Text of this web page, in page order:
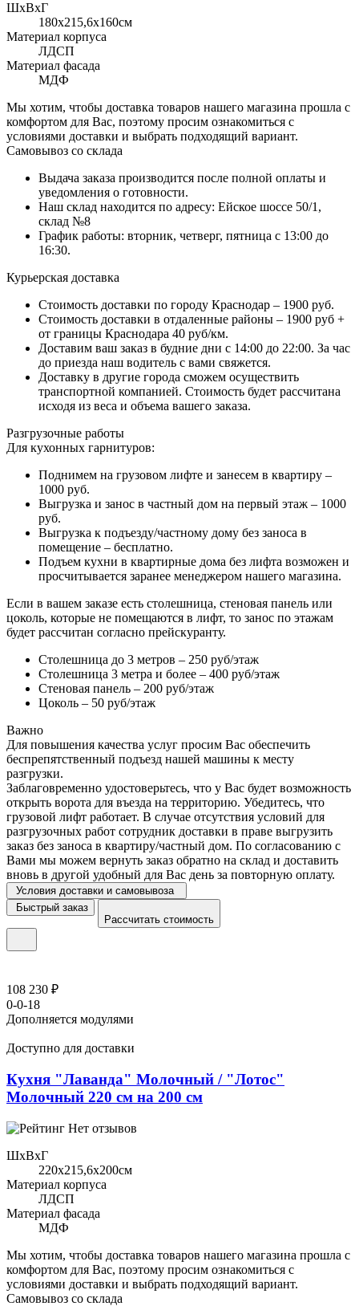
ШхВхГ
180x215,6х160см
Материал корпуса
ЛДСП
Материал фасада
МДФ
Мы хотим, чтобы доставка товаров нашего магазина прошла с
комфортом для Вас, поэтому просим ознакомиться с
условиями доставки и выбрать подходящий вариант.
Самовывоз со склада
Выдача заказа производится после полной оплаты и
уведомления о готовности.
Наш склад находится по адресу: Ейское шоссе 50/1,
склад №8
График работы: вторник, четверг, пятница с 13:00 до
16:30.
Курьерская доставка
Стоимость доставки по городу Краснодар – 1900 руб.
Стоимость доставки в отдаленные районы – 1900 руб +
от границы Краснодара 40 руб/км.
Доставим ваш заказ в будние дни с 14:00 до 22:00. За час
до приезда наш водитель с вами свяжется.
Доставку в другие города сможем осуществить
транспортной компанией. Стоимость будет рассчитана
исходя из веса и объема вашего заказа.
Разгрузочные работы
Для кухонных гарнитуров:
Поднимем на грузовом лифте и занесем в квартиру –
1000 руб.
Выгрузка и занос в частный дом на первый этаж – 1000
руб.
Выгрузка к подъезду/частному дому без заноса в
помещение – бесплатно.
Подъем кухни в квартирные дома без лифта возможен и
просчитывается заранее менеджером нашего магазина.
Если в вашем заказе есть столешница, стеновая панель или
цоколь, которые не помещаются в лифт, то занос по этажам
будет рассчитан согласно прейскуранту.
Столешница до 3 метров – 250 руб/этаж
Столешница 3 метра и более – 400 руб/этаж
Стеновая панель – 200 руб/этаж
Цоколь – 50 руб/этаж
Важно
Для повышения качества услуг просим Вас обеспечить
беспрепятственный подъезд нашей машины к месту
разгрузки.
Заблаговременно удостоверьтесь, что у Вас будет возможность
открыть ворота для въезда на территорию. Убедитесь, что
грузовой лифт работает. В случае отсутствия условий для
разгрузочных работ сотрудник доставки в праве выгрузить
заказ без заноса в квартиру/частный дом. По согласованию с
Вами мы можем вернуть заказ обратно на склад и доставить
вновь в другой удобный для Вас день за повторную оплату.
Условия доставки и самовывоза
Быстрый заказ
Рассчитать стоимость
108 230 ₽
0-0-18
Дополняется модулями
Доступно для доставки
Кухня "Лаванда" Молочный / "Лотос"
Молочный 220 см на 200 см
Нет отзывов
ШхВхГ
220x215,6х200см
Материал корпуса
ЛДСП
Материал фасада
МДФ
Мы хотим, чтобы доставка товаров нашего магазина прошла с
комфортом для Вас, поэтому просим ознакомиться с
условиями доставки и выбрать подходящий вариант.
Самовывоз со склада